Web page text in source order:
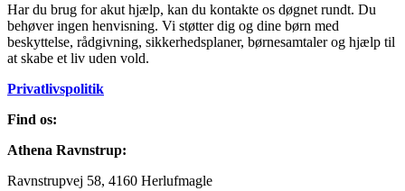
Har du brug for akut hjælp, kan du kontakte os døgnet rundt. Du
behøver ingen henvisning. Vi støtter dig og dine børn med
beskyttelse, rådgivning, sikkerhedsplaner, børnesamtaler og hjælp til
at skabe et liv uden vold.
Privatlivspolitik
Find os:
Athena Ravnstrup:
Ravnstrupvej 58, 4160 Herlufmagle